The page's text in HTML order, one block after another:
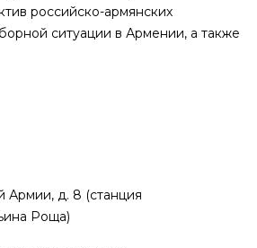
российско-армянских
ситуации в Армении, а также
Армии, д. 8 (станция
Роща)